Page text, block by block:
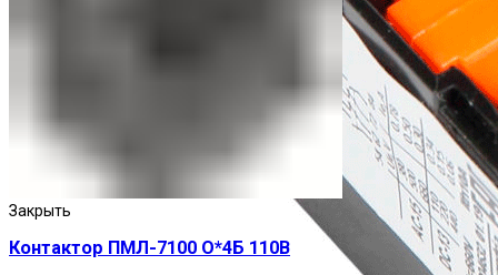
Закрыть
Контактор ПМЛ-7100 О*4Б 110В